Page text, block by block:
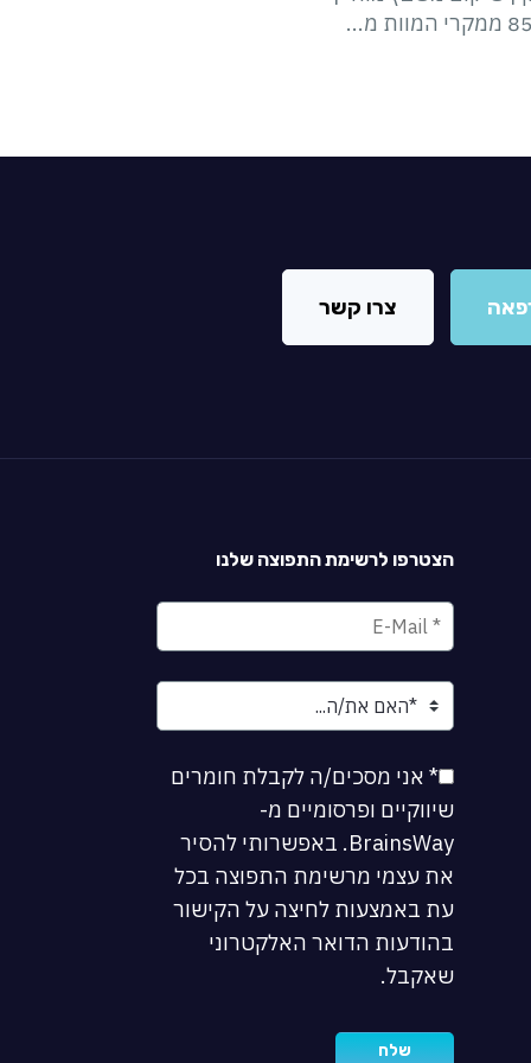
צרו קשר
הצטרפו לרשימת התפוצה שלנו
* אני מסכים/ה לקבלת חומרים
שיווקיים ופרסומיים מ-
BrainsWay. באפשרותי להסיר
את עצמי מרשימת התפוצה בכל
עת באמצעות לחיצה על הקישור
בהודעות הדואר האלקטרוני
שאקבל.